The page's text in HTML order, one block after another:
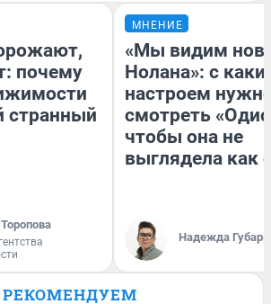
почему
странный
МНЕНИЕ
«Мы видим
Нолана»: с
настроем
смотреть
чтобы она не
выглядела как
Надежда Губарь
РЕКОМЕНДУЕМ